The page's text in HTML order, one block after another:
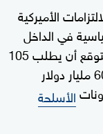
الأميركية
في الداخل
للحصول على تمويل إضافي، حيث من المتوقع أن يطلب 105
مليارات دولار اليوم الجمعة، بما في ذلك 60 مليار دولار
الأسلحة